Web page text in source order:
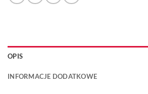
OPIS
INFORMACJE DODATKOWE